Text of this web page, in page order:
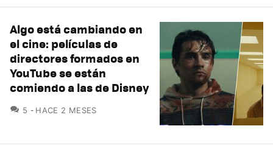
Algo está cambiando en
el cine: películas de
directores formados en
YouTube se están
comiendo a las de Disney
5 COMENTARIOS
HACE 2 MESES